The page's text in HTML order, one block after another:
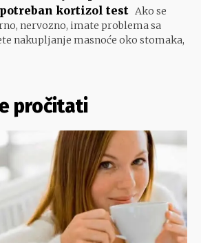
kortizol test Ako se
nervozno, imate problema sa
nakupljanje masnoće oko stomaka,
pročitati